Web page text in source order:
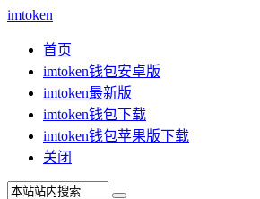
imtoken
首页
imtoken钱包安卓版
imtoken最新版
imtoken钱包下载
imtoken钱包苹果版下载
关闭